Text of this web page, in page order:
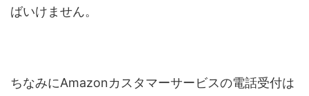
ばいけません。
ちなみにAmazonカスタマーサービスの電話受付は